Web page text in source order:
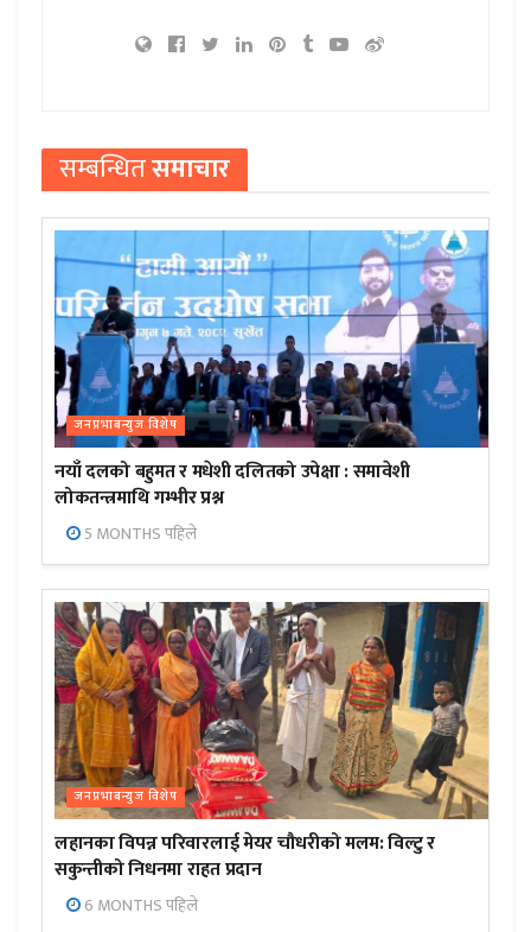
सम्बन्धितसमाचार
जनप्रभाबन्युज विशेष
नयाँ दलको बहुमत र मधेशी दलितको उपेक्षा : समावेशी
लोकतन्त्रमाथि गम्भीर प्रश्न
5 MONTHS पहिले
जनप्रभाबन्युज विशेष
लहानका विपन्न परिवारलाई मेयर चौधरीको मलम: विल्टु र
सकुन्तीको निधनमा राहत प्रदान
6 MONTHS पहिले